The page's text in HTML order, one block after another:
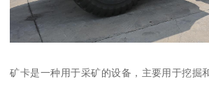
矿卡是一种用于采矿的设备，主要用于挖掘